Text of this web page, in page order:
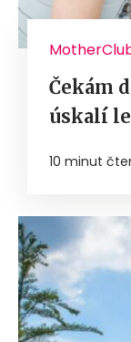
Čekám
úskalí
10 minut